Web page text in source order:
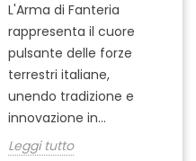
L'Arma di Fanteria
rappresenta il cuore
pulsante delle forze
terrestri italiane,
unendo tradizione e
innovazione in...
Leggi tutto